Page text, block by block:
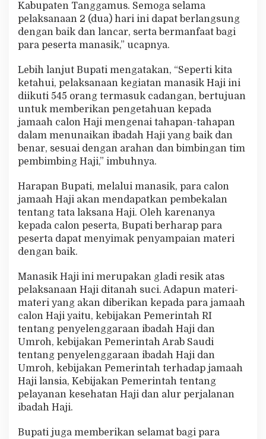
Kabupaten Tanggamus. Semoga selama
pelaksanaan 2 (dua) hari ini dapat berlangsung
dengan baik dan lancar, serta bermanfaat bagi
para peserta manasik,” ucapnya.
Lebih lanjut Bupati mengatakan, “Seperti kita
ketahui, pelaksanaan kegiatan manasik Haji ini
diikuti 545 orang termasuk cadangan, bertujuan
untuk memberikan pengetahuan kepada
jamaah calon Haji mengenai tahapan-tahapan
dalam menunaikan ibadah Haji yang baik dan
benar, sesuai dengan arahan dan bimbingan tim
pembimbing Haji,” imbuhnya.
Harapan Bupati, melalui manasik, para calon
jamaah Haji akan mendapatkan pembekalan
tentang tata laksana Haji. Oleh karenanya
kepada calon peserta, Bupati berharap para
peserta dapat menyimak penyampaian materi
dengan baik.
Manasik Haji ini merupakan gladi resik atas
pelaksanaan Haji ditanah suci. Adapun materi-
materi yang akan diberikan kepada para jamaah
calon Haji yaitu, kebijakan Pemerintah RI
tentang penyelenggaraan ibadah Haji dan
Umroh, kebijakan Pemerintah Arab Saudi
tentang penyelenggaraan ibadah Haji dan
Umroh, kebijakan Pemerintah terhadap jamaah
Haji lansia, Kebijakan Pemerintah tentang
pelayanan kesehatan Haji dan alur perjalanan
ibadah Haji.
Bupati juga memberikan selamat bagi para